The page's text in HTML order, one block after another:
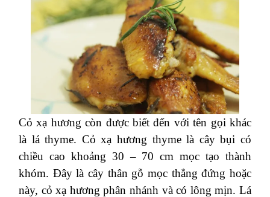
Cỏ xạ hương còn được biết đến với tên gọi khác
là lá thyme. Cỏ xạ hương thyme là cây bụi có
chiều cao khoảng 30 – 70 cm mọc tạo thành
khóm. Đây là cây thân gỗ mọc thẳng đứng hoặc
này, cỏ xạ hương phân nhánh và có lông mịn. Lá